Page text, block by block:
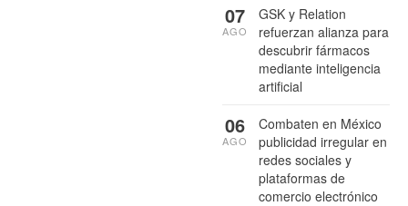
GSK y Relation
refuerzan alianza para
descubrir fármacos
mediante inteligencia
artificial
07
AGO
Combaten en México
publicidad irregular en
redes sociales y
plataformas de
comercio electrónico
06
AGO